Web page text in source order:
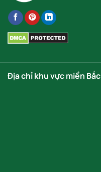
Địa chỉ khu vực miền Bắc